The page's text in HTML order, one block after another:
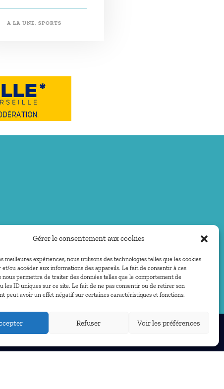
Gérer le consentement aux cookies
meilleures expériences, nous utilisons des technologies telles que les cookies
et/ou accéder aux informations des appareils. Le fait de consentir à ces
nous permettra de traiter des données telles que le comportement de
les ID uniques sur ce site. Le fait de ne pas consentir ou de retirer son
peut avoir un effet négatif sur certaines caractéristiques et fonctions.
Refuser Voir les préférences
A LA UNE, SPORTS